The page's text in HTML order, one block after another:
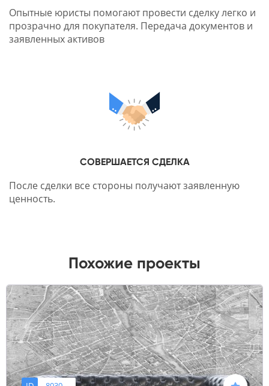
Опытные юристы помогают провести сделку легко и
прозрачно для покупателя. Передача документов и
заявленных активов
СОВЕРШАЕТСЯ СДЕЛКА
После сделки все стороны получают заявленную
ценность.
Похожие проекты